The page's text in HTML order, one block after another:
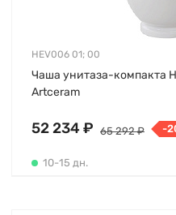
HEV006 01; 00
Чаша унитаза-компакта
Artceram
52 234 ₽ 65 292 ₽ -
10-15 дн.